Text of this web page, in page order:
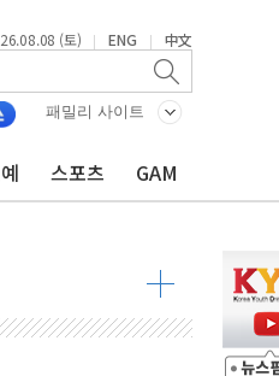
(토) | ENG | 中文
패밀리 사이트
스포츠 GAM
흘 연속 최고치